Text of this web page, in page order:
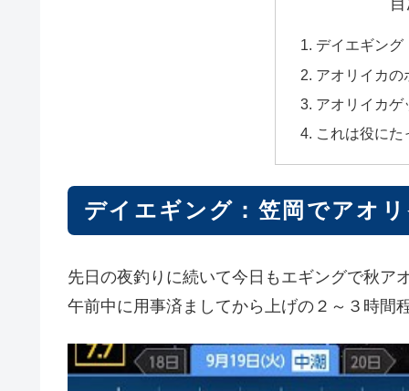
デイエギング
アオリイカの
アオリイカゲ
これは役に
デイエギング：笠岡でアオ
先日の夜釣りに続いて今日もエギングで秋ア
午前中に用事済ましてから上げの２～３時間